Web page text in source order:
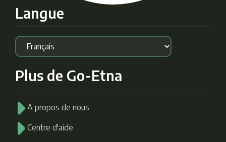
Langue
Plus de Go-Etna
A propos de nous
Centre d'aide